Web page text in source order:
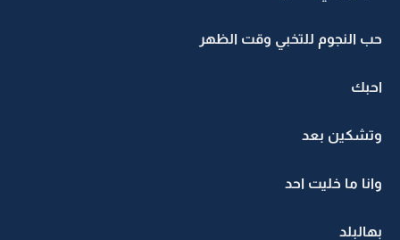
حب النجوم للتخبي وقت الظهر
احبك
وتشكين بعد
وانا ما خليت احد
بهالبلد